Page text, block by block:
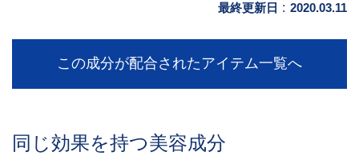
最終更新日 : 2020.03.11
この成分が配合されたアイテム一覧へ
同じ効果を持つ美容成分